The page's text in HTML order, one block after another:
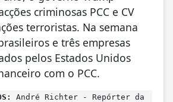
criminosas PCC e CV
terroristas. Na semana
e três empresas
pelos Estados Unidos
com o PCC.
André Richter - Repórter da